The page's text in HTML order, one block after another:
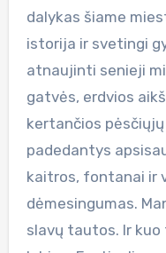
dalykas šiame
istorija ir svetingi
atnaujinti senieji
gatvės, erdvios
kertančios
padedantys
kaitros, fontanai ir
dėmesingumas.
slavų tautos. Ir